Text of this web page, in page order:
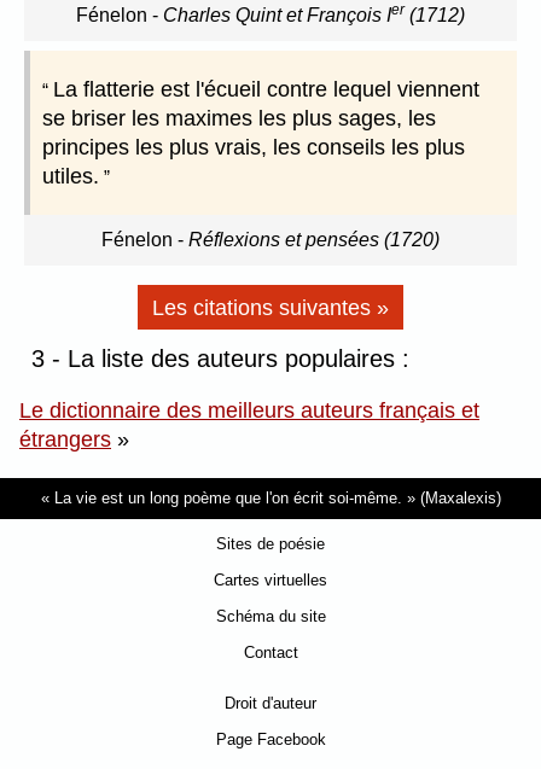
Fénelon - Charles Quint et François Ier (1712)
La flatterie est l'écueil contre lequel viennent
se briser les maximes les plus sages, les
principes les plus vrais, les conseils les plus
utiles.
Fénelon - Réflexions et pensées (1720)
Les citations suivantes »
3 - La liste des auteurs populaires :
Le dictionnaire des meilleurs auteurs français et
étrangers »
La vie est un long poème que l'on écrit soi-même. (Maxalexis)
Sites de poésie
Cartes virtuelles
Schéma du site
Contact
Droit d'auteur
Page Facebook